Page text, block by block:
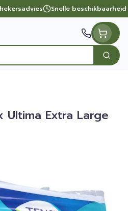
Snelle beschikbaarheid
Zoek
Ultima Extra Large